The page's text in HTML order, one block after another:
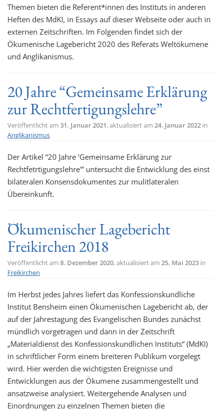
Themen bieten die Referent*innen des Instituts in anderen
Heften des MdKI, in Essays auf dieser Webseite oder auch in
externen Zeitschriften. Im Folgenden findet sich der
Ökumenische Lagebericht 2020 des Referats Weltökumene
und Anglikanismus.
20 Jahre “Gemeinsame Erklärung
zur Rechtfertigungslehre”
Veröffentlicht am 31. Januar 2021, aktualisiert am 24. Januar 2022 in
Anglikanismus
Der Artikel “20 Jahre ‘Gemeinsame Erklärung zur
Rechtfetrtigungslehre'” untersucht die Entwicklung des einst
bilateralen Konsensdokumentes zur mulitlateralen
Übereinkunft.
Ökumenischer Lagebericht
Freikirchen 2018
Veröffentlicht am 8. Dezember 2020, aktualisiert am 25. Mai 2023 in
Freikirchen
Im Herbst jedes Jahres liefert das Konfessionskundliche
Institut Bensheim einen Ökumenischen Lagebericht ab, der
auf der Jahrestagung des Evangelischen Bundes zunächst
mündlich vorgetragen und dann in der Zeitschrift
„Materialdienst des Konfessionskundlichen Instituts“ (MdKI)
in schriftlicher Form einem breiteren Publikum vorgelegt
wird. Hier werden die wichtigsten Ereignisse und
Entwicklungen aus der Ökumene zusammengestellt und
ansatzweise analysiert. Weitergehende Analysen und
Einordnungen zu einzelnen Themen bieten die